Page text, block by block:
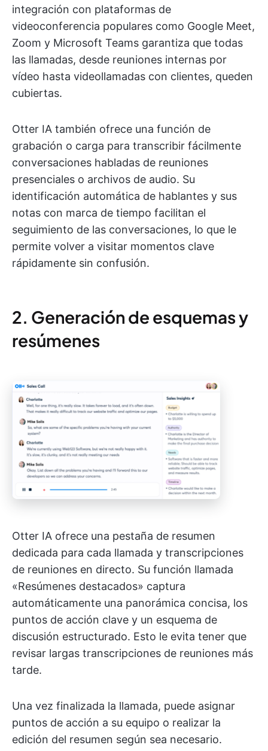
integración con plataformas de
videoconferencia populares como Google Meet,
Zoom y Microsoft Teams garantiza que todas
las llamadas, desde reuniones internas por
vídeo hasta videollamadas con clientes, queden
cubiertas.
Otter IA también ofrece una función de
grabación o carga para transcribir fácilmente
conversaciones habladas de reuniones
presenciales o archivos de audio. Su
identificación automática de hablantes y sus
notas con marca de tiempo facilitan el
seguimiento de las conversaciones, lo que le
permite volver a visitar momentos clave
rápidamente sin confusión.
2. Generación de esquemas y
resúmenes
Otter IA ofrece una pestaña de resumen
dedicada para cada llamada y transcripciones
de reuniones en directo. Su función llamada
«Resúmenes destacados» captura
automáticamente una panorámica concisa, los
puntos de acción clave y un esquema de
discusión estructurado. Esto le evita tener que
revisar largas transcripciones de reuniones más
tarde.
Una vez finalizada la llamada, puede asignar
puntos de acción a su equipo o realizar la
edición del resumen según sea necesario.